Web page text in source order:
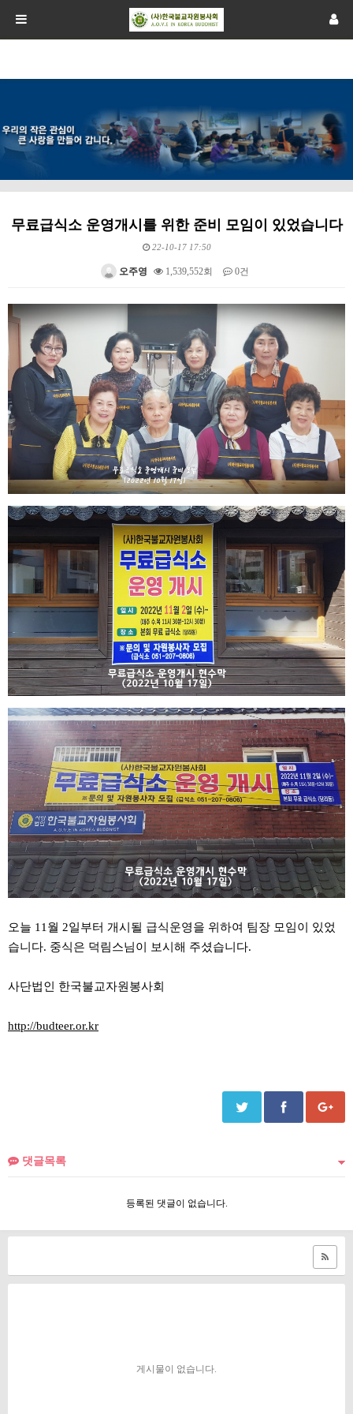
무료급식소 운영개시를 위한 준비 모임이 있었습니다
22-10-17 17:50
오주영 1,539,552회 0건
본문
오늘 11월 2일부터 개시될 급식운영을 위하여 팀장 모임이 있었
습니다. 중식은 덕림스님이 보시해 주셨습니다.
사단법인 한국불교자원봉사회
http://budteer.or.kr
댓글목록
등록된 댓글이 없습니다.
게시물이 없습니다.